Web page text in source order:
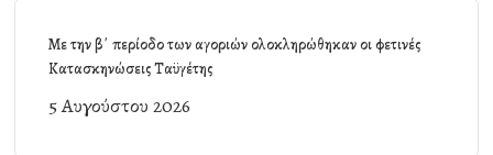
Με την β΄ περίοδο των αγοριών ολοκληρώθηκαν οι φετινές
Κατασκηνώσεις Ταϋγέτης
5 Αυγούστου 2026